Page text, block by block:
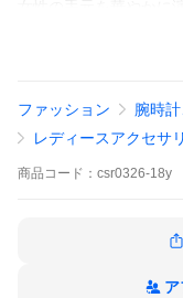
送料無料/代引手数料無
材質:K18イエローゴー
石:天然ダイヤモンド
刻印有料 (税込
鑑定書はついてい
トレンドを意識したフ
ファッション
腕時
レディースアクセサ
商品 コード： csr0326-18y